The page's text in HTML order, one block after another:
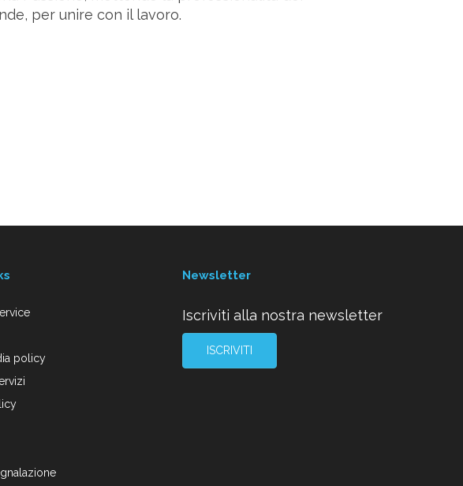
per unire con il lavoro.
policy
Newsletter
Iscriviti alla nostra newsletter
ISCRIVITI